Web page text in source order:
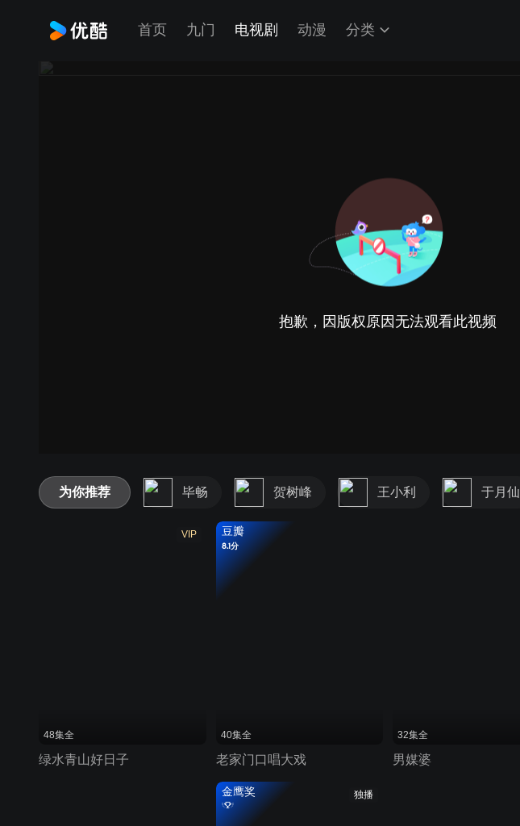
首页 九门 电视剧 动漫 分类
抱歉，因版权原因无法观看此视频
为你推荐 毕畅 贺树峰 王小利 于月仙
VIP
48集全
绿水青山好日子
豆瓣
8.1分
40集全
老家门口唱大戏
32集全
男媒婆
独播
金鹰奖